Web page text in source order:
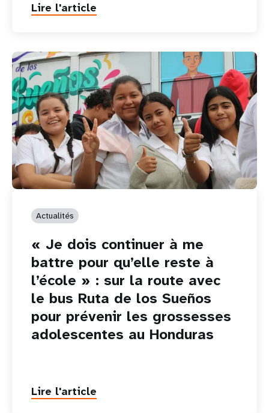
Lire l'article
Actualités
« Je dois continuer à me
battre pour qu’elle reste à
l’école » : sur la route avec
le bus Ruta de los Sueños
pour prévenir les grossesses
adolescentes au Honduras
Lire l'article